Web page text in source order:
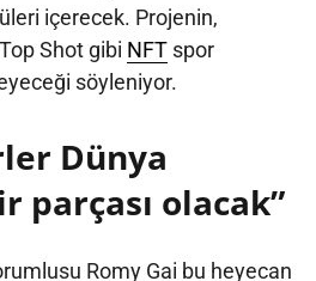
içerecek. Projenin,
Shot gibi NFT spor
söyleniyor.
Dünya
parçası olacak”
Romy Gai bu heyecan